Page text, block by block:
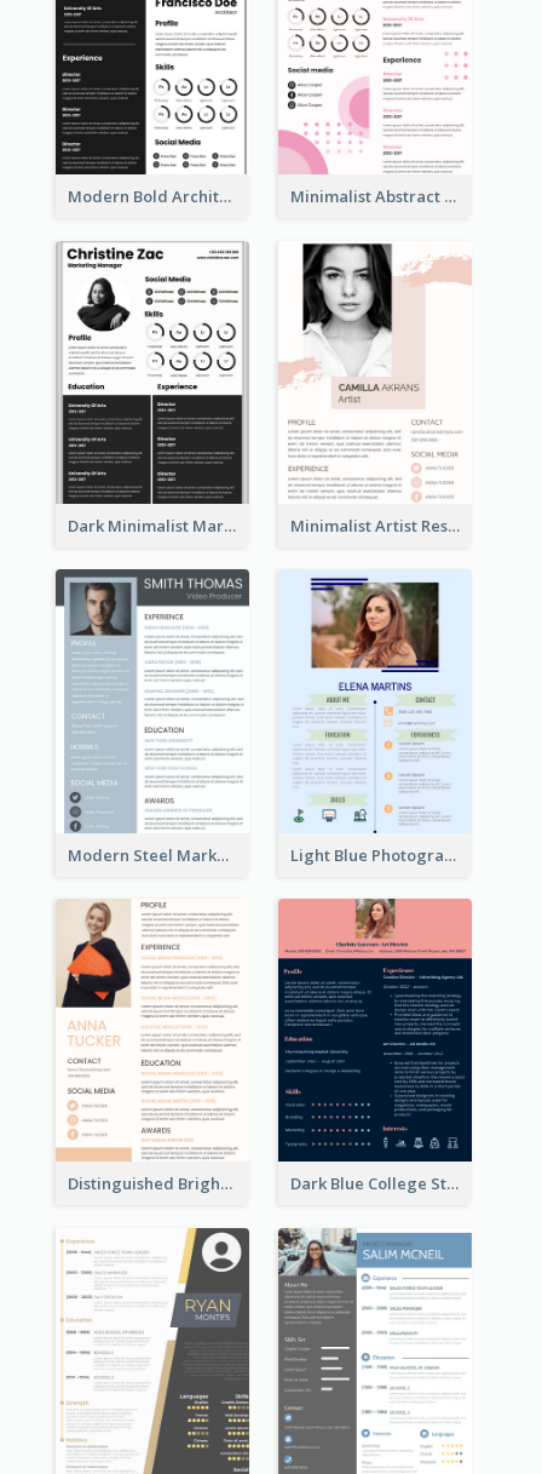
Modern Bold Architect Resume Minimalist Abstract Pink Resume
Dark Minimalist Marketing Manager Resume Minimalist Artist Resume
Modern Steel Marketer Resume Light Blue Photographer Resume
Distinguished Bright College Student Resume Dark Blue College Student Resume